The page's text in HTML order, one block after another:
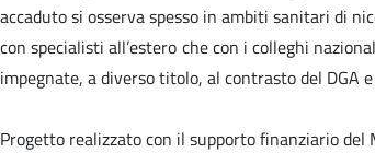
accaduto si osserva spesso in ambiti sanitari di
con specialisti all’estero che con i colleghi
impegnate, a diverso titolo, al contrasto del
Progetto realizzato con il supporto finanziario del